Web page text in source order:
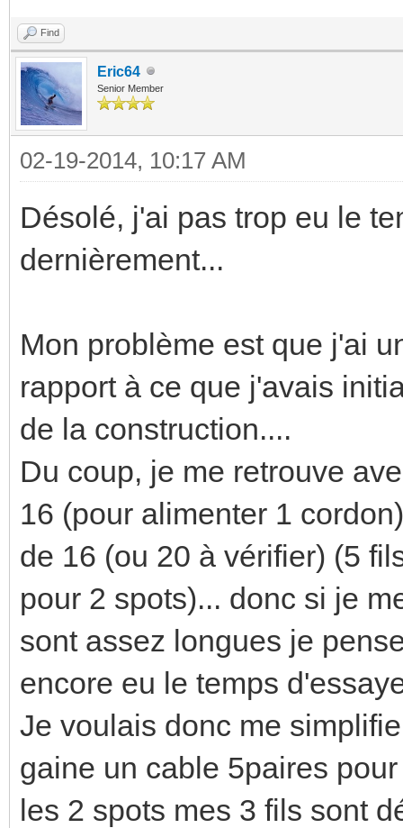
Find
Eric64
Senior Member
02-19-2014, 10:17 AM
Désolé, j'ai pas trop eu le
dernièrement...
Mon problème est que j'ai
rapport à ce que j'avais
de la construction....
Du coup, je me retrouve
16 (pour alimenter 1
de 16 (ou 20 à vérifier) (5
pour 2 spots)... donc si je
sont assez longues je
encore eu le temps
Je voulais donc me
gaine un cable 5paires
les 2 spots mes 3 fils sont